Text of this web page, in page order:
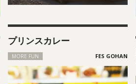
プリンスカレー
MORE FUN